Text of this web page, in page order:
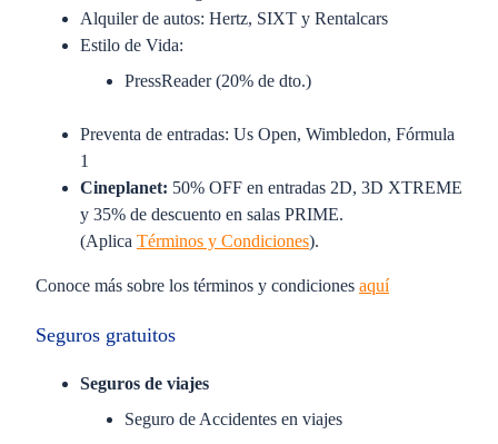
Alquiler de autos: Hertz, SIXT y Rentalcars
Estilo de Vida:
PressReader (20% de dto.)
Preventa de entradas: Us Open, Wimbledon, Fórmula
1
Cineplanet: 50% OFF en entradas 2D, 3D XTREME
y 35% de descuento en salas PRIME.
(Aplica Términos y Condiciones).
Conoce más sobre los términos y condiciones aquí
Seguros gratuitos
Seguros de viajes
Seguro de Accidentes en viajes